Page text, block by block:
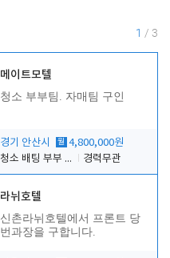
1 / 3
메이트모텔
청소 부부팀. 자매팀 구인
경기 안산시 월 4,800,000원
청소 배팅 부부 구합니다
경력무관
라뉘호텔
신촌라뉘호텔에서 프론트 당
번과장을 구합니다.